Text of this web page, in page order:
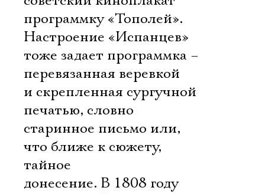
программку «Тополей».
Настроение «Испанцев»
тоже задает программка –
перевязанная веревкой
и скрепленная сургучной
печатью, словно
старинное письмо или,
что ближе к сюжету,
тайное
донесение. В 1808 году